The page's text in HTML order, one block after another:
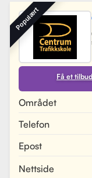
Få et tilbud
Området
Telefon
Epost
Nettside
Populært